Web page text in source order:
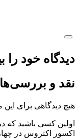
دیدگاه خود را
نقد و بررسی‌ها
هیچ دیدگاهی برای
اولین کسی باشید که
اکسور اکتروس در